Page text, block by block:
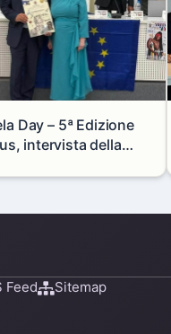
Day – 5ª Edizione
intervista della
dell'AISM
Feed Sitemap